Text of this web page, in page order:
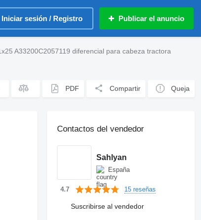
Iniciar sesión / Registro Publicar el anuncio
A33200C2057119 diferencial para cabeza tractora
PDF Compartir Queja
Contactos del vendedor
Sahlyan
España
4.7 15 reseñas
Suscribirse al vendedor